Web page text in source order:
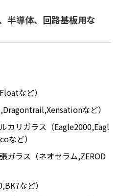
半導体、回路基板用な
など）
など）
カリガラス（Eagle2000,Eagl
など）
ガラス（ネオセラム,ZEROD
など）